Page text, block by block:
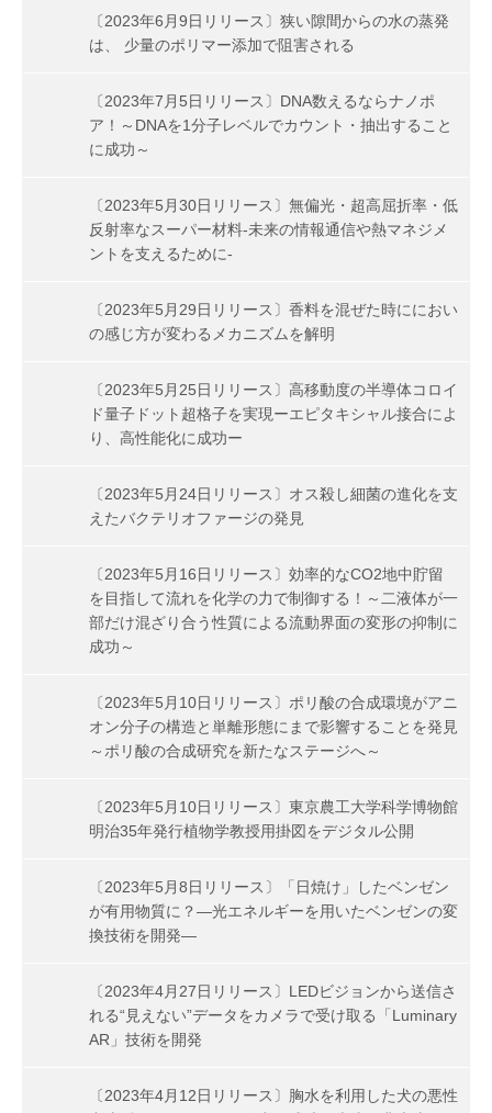
〔2023年6月9日リリース〕狭い隙間からの水の蒸発
は、 少量のポリマー添加で阻害される
〔2023年7月5日リリース〕DNA数えるならナノポ
ア！～DNAを1分子レベルでカウント・抽出すること
に成功～
〔2023年5月30日リリース〕無偏光・超高屈折率・低
反射率なスーパー材料-未来の情報通信や熱マネジメ
ントを支えるために-
〔2023年5月29日リリース〕香料を混ぜた時ににおい
の感じ方が変わるメカニズムを解明
〔2023年5月25日リリース〕高移動度の半導体コロイ
ド量子ドット超格子を実現ーエピタキシャル接合によ
り、高性能化に成功ー
〔2023年5月24日リリース〕オス殺し細菌の進化を支
えたバクテリオファージの発見
〔2023年5月16日リリース〕効率的なCO2地中貯留
を目指して流れを化学の力で制御する！～二液体が一
部だけ混ざり合う性質による流動界面の変形の抑制に
成功～
〔2023年5月10日リリース〕ポリ酸の合成環境がアニ
オン分子の構造と単離形態にまで影響することを発見
～ポリ酸の合成研究を新たなステージへ～
〔2023年5月10日リリース〕東京農工大学科学博物館
明治35年発行植物学教授用掛図をデジタル公開
〔2023年5月8日リリース〕「日焼け」したベンゼン
が有用物質に？―光エネルギーを用いたベンゼンの変
換技術を開発―
〔2023年4月27日リリース〕LEDビジョンから送信さ
れる“見えない”データをカメラで受け取る「Luminary
AR」技術を開発
〔2023年4月12日リリース〕胸水を利用した犬の悪性